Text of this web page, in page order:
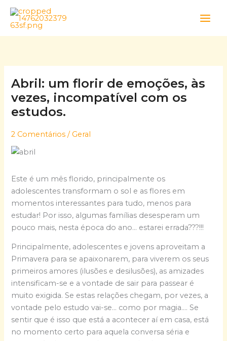
Skip
content
Abril: um florir de emoções, às
vezes, incompatível com os
estudos.
2 Comentários / Geral
Este é um mês florido, principalmente os
adolescentes transformam o sol e as flores em
momentos interessantes para tudo, menos para
estudar! Por isso, algumas famílias desesperam um
pouco mais, nesta época do ano… estarei errada???!!!
Principalmente, adolescentes e jovens aproveitam a
Primavera para se apaixonarem, para viverem os seus
primeiros amores (ilusões e desilusões), as amizades
intensificam-se e a vontade de sair para passear é
muito exigida. Se estas relações chegam, por vezes, a
vontade pelo estudo vai-se… como por magia…. Se
sentir que é isso que está a acontecer aí em casa, está
no momento certo para aquela conversa séria e